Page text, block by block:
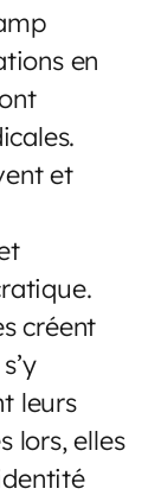
en
et
créent
leurs
lors, elles